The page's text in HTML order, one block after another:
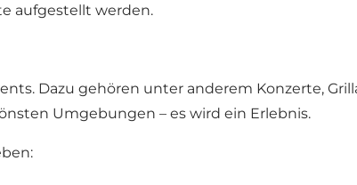
aufgestellt werden.
Dazu gehören unter anderem Konzerte,
Umgebungen – es wird ein Erlebnis.